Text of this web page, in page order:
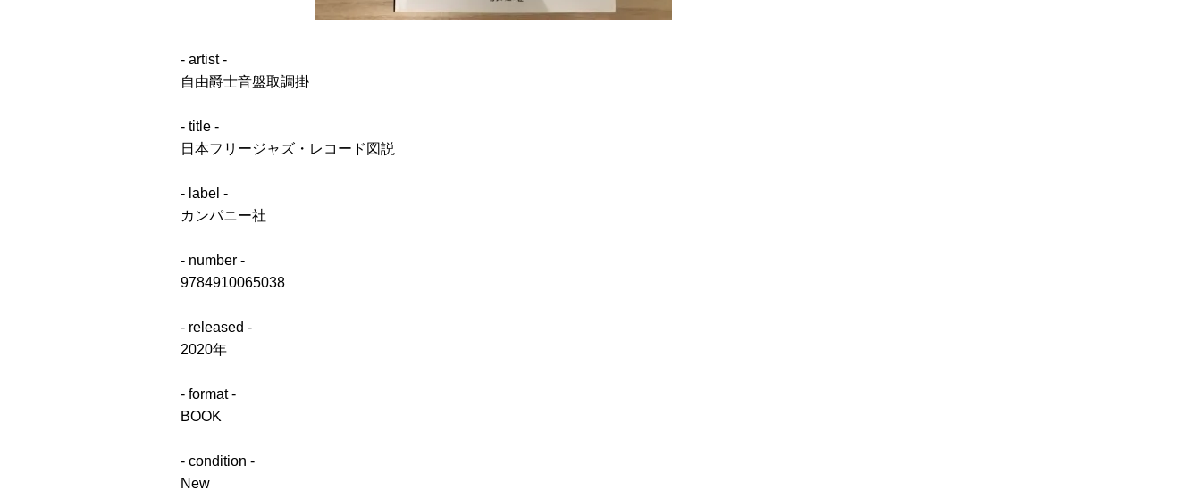
- artist -
自由爵士音盤取調掛
- title -
日本フリージャズ・レコード図説
- label -
カンパニー社
- number -
9784910065038
- released -
2020年
- format -
BOOK
- condition -
New